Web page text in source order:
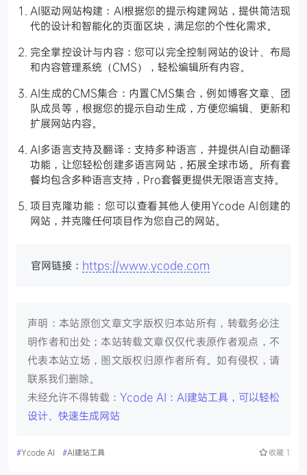
AI驱动网站构建：AI根据您的提示构建网站，提供简洁现
代的设计和智能化的页面区块，满足您的个性化需求。
完全掌控设计与内容：您可以完全控制网站的设计、布局
和内容管理系统（CMS），轻松编辑所有内容。
AI生成的CMS集合：内置CMS集合，例如博客文章、团
队成员等，根据您的提示自动生成，方便您编辑、更新和
扩展网站内容。
AI多语言支持及翻译：支持多种语言，并提供AI自动翻译
功能，让您轻松创建多语言网站，拓展全球市场。所有套
餐均包含多种语言支持，Pro套餐更提供无限语言支持。
项目克隆功能：您可以查看其他人使用Ycode AI创建的
网站，并克隆任何项目作为您自己的网站。
官网链接： https://www.ycode.com
声明：本站原创文章文字版权归本站所有，转载务必注
明作者和出处；本站转载文章仅仅代表原作者观点，不
代表本站立场，图文版权归原作者所有。如有侵权，请
联系我们删除。
未经允许不得转载： Ycode AI：AI建站工具，可以轻松
设计、快速生成网站
#Ycode AI #AI建站工具 收藏 1